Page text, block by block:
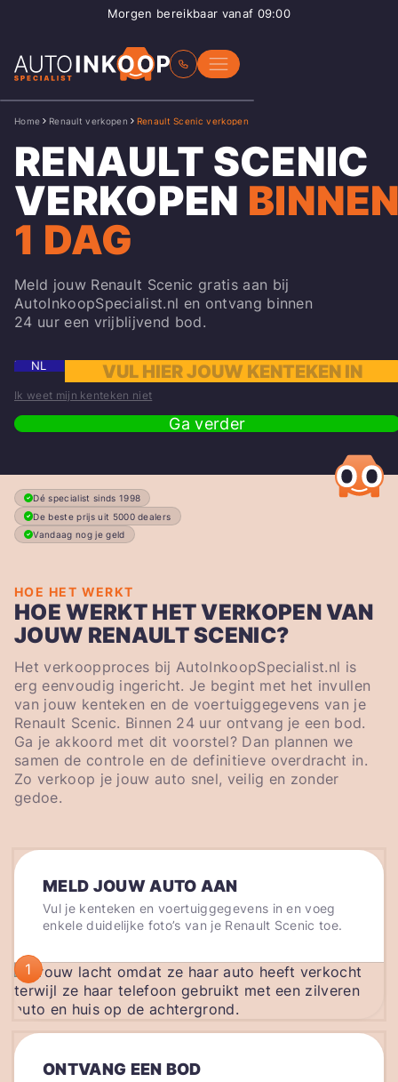
Morgen bereikbaar vanaf 09:00
Home Renault verkopen Renault Scenic verkopen
RENAULT SCENIC
VERKOPEN
1 DAG
Meld jouw Renault Scenic gratis aan bij
AutoInkoopSpecialist.nl en ontvang binnen
24 uur een vrijblijvend bod.
NL
Ik weet mijn kenteken niet
Ga verder
Dé specialist sinds 1998
De beste prijs uit 5000 dealers
Vandaag nog je geld
HOE HET WERKT
HOE WERKT HET VERKOPEN VAN
JOUW RENAULT SCENIC?
Het verkoopproces bij AutoInkoopSpecialist.nl is
erg eenvoudig ingericht. Je begint met het invullen
van jouw kenteken en de voertuiggegevens van je
Renault Scenic. Binnen 24 uur ontvang je een bod.
Ga je akkoord met dit voorstel? Dan plannen we
samen de controle en de definitieve overdracht in.
Zo verkoop je jouw auto snel, veilig en zonder
gedoe.
MELD JOUW AUTO AAN
Vul je kenteken en voertuiggegevens in en voeg
enkele duidelijke foto’s van je Renault Scenic toe.
1
ONTVANG EEN BOD